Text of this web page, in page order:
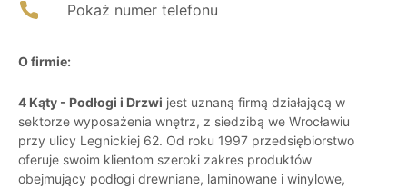
Pokaż numer telefonu
O firmie:
4 Kąty - Podłogi i Drzwi jest uznaną firmą działającą w
sektorze wyposażenia wnętrz, z siedzibą we Wrocławiu
przy ulicy Legnickiej 62. Od roku 1997 przedsiębiorstwo
oferuje swoim klientom szeroki zakres produktów
obejmujący podłogi drewniane, laminowane i winylowe,